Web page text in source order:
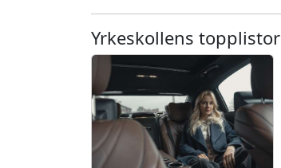
Yrkeskollens topplistor